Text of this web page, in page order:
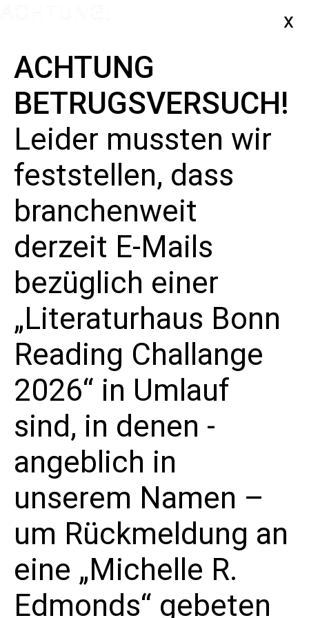
Veranstaltungen für Dienstag 29
Juli 2025
Hinweis
Keine Veranstaltungen für Dienstag 29 Juli 2025 vorgesehen. Hier
geht es zu den
nächsten bevorstehenden Veranstaltungen
Suche
7/29/2025
Datum
wählen.
Vorheriger Tag Nächster Tag
Literaturhaus Bonn
Literaturbüro NRW Süd
ACHTUNG
BETRUGSVERSUCH!
Leider mussten wir
feststellen, dass
branchenweit
derzeit E-Mails
bezüglich einer
„Literaturhaus Bonn
Reading Challange
2026“ in Umlauf
sind, in denen -
angeblich in
unserem Namen –
um Rückmeldung an
eine „Michelle R.
Edmonds“ gebeten